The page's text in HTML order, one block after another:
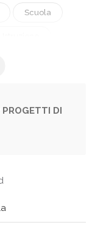
Scuola
PROGETTI DI